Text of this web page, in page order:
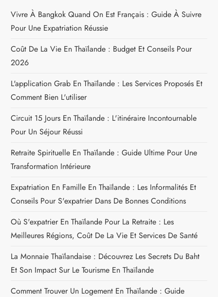
Vivre À Bangkok Quand On Est Français : Guide À Suivre
Pour Une Expatriation Réussie
Coût De La Vie En Thaïlande : Budget Et Conseils Pour
2026
L'application Grab En Thaïlande : Les Services Proposés Et
Comment Bien L'utiliser
Circuit 15 Jours En Thaïlande : L'itinéraire Incontournable
Pour Un Séjour Réussi
Retraite Spirituelle En Thaïlande : Guide Ultime Pour Une
Transformation Intérieure
Expatriation En Famille En Thaïlande : Les Informalités Et
Conseils Pour S'expatrier Dans De Bonnes Conditions
Où S'expatrier En Thaïlande Pour La Retraite : Les
Meilleures Régions, Coût De La Vie Et Services De Santé
La Monnaie Thaïlandaise : Découvrez Les Secrets Du Baht
Et Son Impact Sur Le Tourisme En Thaïlande
Comment Trouver Un Logement En Thaïlande : Guide